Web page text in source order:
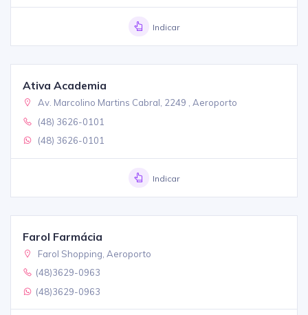
Indicar
Ativa Academia
Av. Marcolino Martins Cabral, 2249 , Aeroporto
(48) 3626-0101
(48) 3626-0101
Indicar
Farol Farmácia
Farol Shopping, Aeroporto
(48)3629-0963
(48)3629-0963